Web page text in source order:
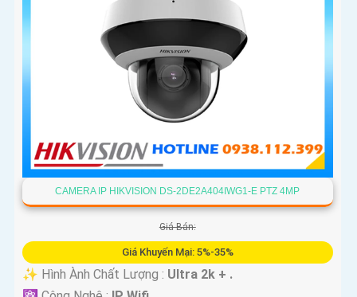
CAMERA IP HIKVISION DS-2DE2A404IWG1-E PTZ 4MP
Giá Bán:
Giá Khuyến Mại: 5%-35%
✨ Hình Ành Chất Lượng : Ultra 2k + .